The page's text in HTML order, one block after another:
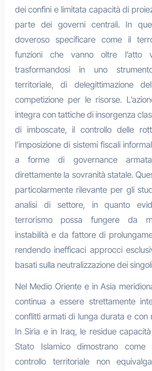
dei confini e limitata capacità di
parte dei governi centrali. In
doveroso specificare come il
funzioni che vanno oltre l’atto
trasformandosi in uno
territoriale, di delegittimazione
competizione per le risorse.
integra con tattiche di insorgenza
di imboscate, il controllo delle
l’imposizione di sistemi fiscali
a forme di governance
direttamente la sovranità statale.
particolarmente rilevante per gli
analisi di settore, in quanto
terrorismo possa fungere da
instabilità e da fattore di
rendendo inefficaci approcci
basati sulla neutralizzazione dei
Nel Medio Oriente e in Asia
continua a essere strettamente
conflitti armati di lunga durata e con
In Siria e in Iraq, le residue
Stato Islamico dimostrano
controllo territoriale non